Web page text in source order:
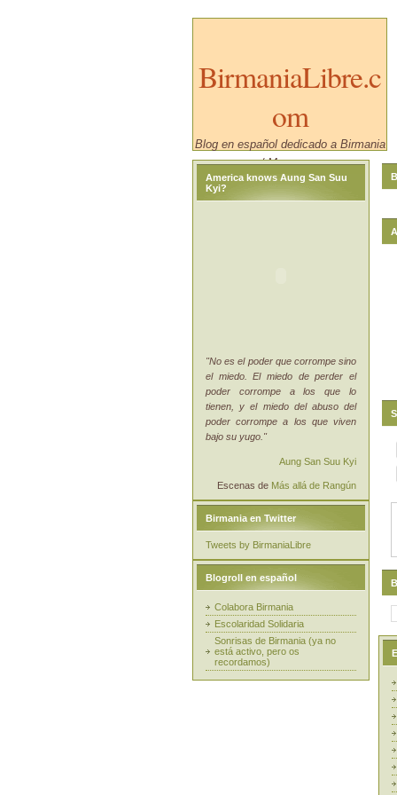
BirmaniaLibre.c
om
Blog en español dedicado a Birmania
/ Myanmar.
America knows Aung San Suu
Kyi?
"No es el poder que corrompe sino
el miedo. El miedo de perder el
poder corrompe a los que lo
tienen, y el miedo del abuso del
poder corrompe a los que viven
bajo su yugo."
Aung San Suu Kyi
Escenas de Más allá de Rangún
Birmania en Twitter
Tweets by BirmaniaLibre
Blogroll en español
Colabora Birmania
Escolaridad Solidaria
Sonrisas de Birmania (ya no
está activo, pero os
recordamos)